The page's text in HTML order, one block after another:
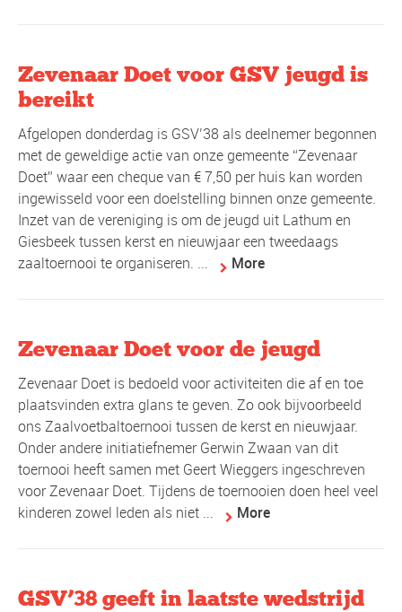
Zevenaar Doet voor GSV jeugd is
bereikt
Afgelopen donderdag is GSV’38 als deelnemer begonnen
met de geweldige actie van onze gemeente “Zevenaar
Doet” waar een cheque van € 7,50 per huis kan worden
ingewisseld voor een doelstelling binnen onze gemeente.
Inzet van de vereniging is om de jeugd uit Lathum en
Giesbeek tussen kerst en nieuwjaar een tweedaags
zaaltoernooi te organiseren. ...
More
Zevenaar Doet voor de jeugd
Zevenaar Doet is bedoeld voor activiteiten die af en toe
plaatsvinden extra glans te geven. Zo ook bijvoorbeeld
ons Zaalvoetbaltoernooi tussen de kerst en nieuwjaar.
Onder andere initiatiefnemer Gerwin Zwaan van dit
toernooi heeft samen met Geert Wieggers ingeschreven
voor Zevenaar Doet. Tijdens de toernooien doen heel veel
kinderen zowel leden als niet ...
More
GSV’38 geeft in laatste wedstrijd